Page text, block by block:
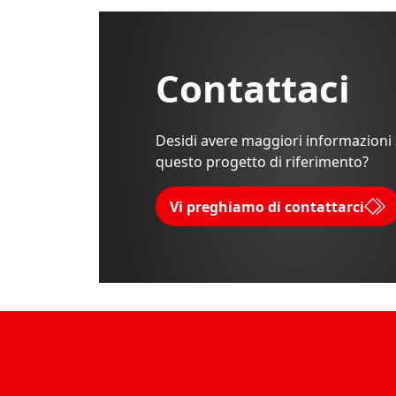
Contattaci
Desidi avere maggiori informazioni
questo progetto di riferimento?
Vi preghiamo di contattarci